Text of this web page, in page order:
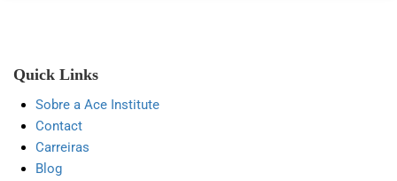
Quick Links
Sobre a Ace Institute
Contact
Carreiras
Blog